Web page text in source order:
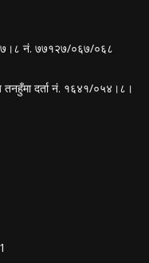
नं. ७७१२७/०६७/०६८
तनहुँमा दर्ता नं. १६४१/०५४।८।